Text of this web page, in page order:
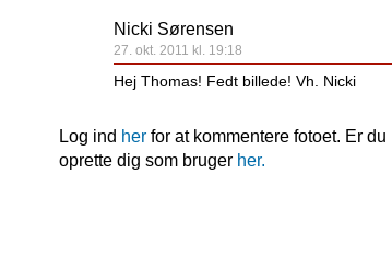
Nicki Sørensen
27. okt. 2011 kl. 19:18
Hej Thomas! Fedt billede! Vh. Nicki
Log ind her for at kommentere fotoet. Er
oprette dig som bruger her.